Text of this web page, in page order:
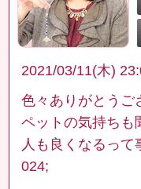
2021/03/11(木)
色々ありがとうご
ペットの気持ちも
人も良くなるっ
024;